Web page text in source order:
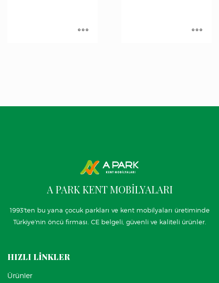
A PARK KENT MOBİLYALARI
1993'ten bu yana çocuk parkları ve kent mobilyaları üretiminde
Türkiye'nin öncü firması. CE belgeli, güvenli ve kaliteli ürünler.
HIZLI LİNKLER
Ürünler